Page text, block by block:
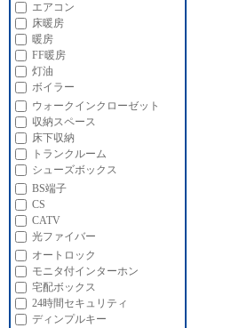
エアコン
床暖房
暖房
FF暖房
灯油
ボイラー
ウォークインクローゼット
収納スペース
床下収納
トランクルーム
シューズボックス
BS端子
CS
CATV
光ファイバー
オートロック
モニタ付インターホン
宅配ボックス
24時間セキュリティ
ディンプルキー